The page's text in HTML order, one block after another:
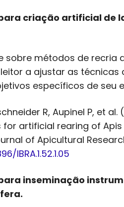
criação artificial de
sobre métodos de recria
a ajustar as técnicas
específicos de seu
R, Aupinel P, et al.
artificial rearing of Apis
of Apicultural Research
IBRA.1.52.1.05
inseminação